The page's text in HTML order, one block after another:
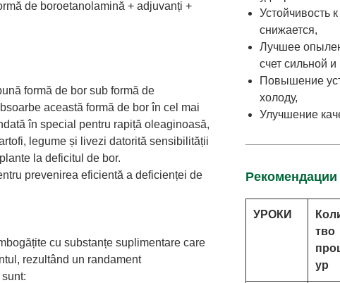
de boroetanolamină + adjuvanți +
formă de bor sub formă de
această formă de bor în cel mai
în special pentru rapiță oleaginoasă,
legume și livezi datorită sensibilității
la deficitul de bor.
prevenirea eficientă a deficienței de
cu substanțe suplimentare care
rezultând un randament
Устойчивость
снижается,
Лучшее
счет сильной
Повышение
холоду,
Улучшение
УРОКИ
тво
ур